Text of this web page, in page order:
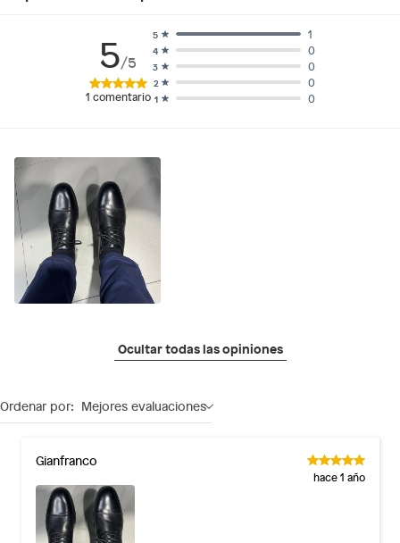
5/5
1 comentario 1 0
2 0
3 0
4 0
5 1
Ocultar todas las opiniones
Ordenar por: Mejores evaluaciones
Gianfranco
hace 1 año